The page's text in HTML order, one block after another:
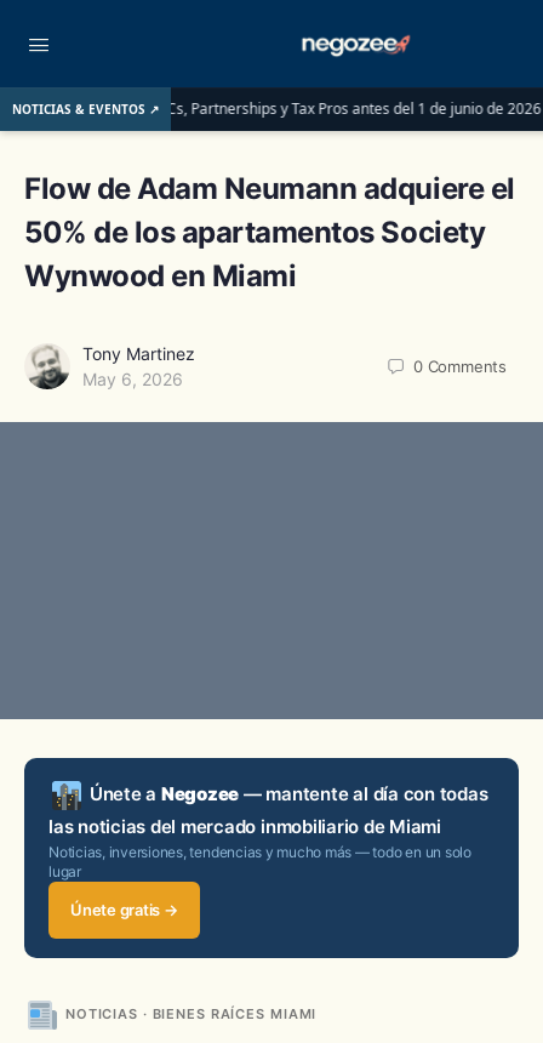
NOTICIAS & EVENTOS ↗
saber las LLCs, Partnerships y Tax Pros antes del 1 de junio de 2026
Flow de Adam Neumann adquiere el
50% de los apartamentos Society
Wynwood en Miami
Tony Martinez
May 6, 2026
0 Comments
Únete a Negozee — mantente al día con todas
las noticias del mercado inmobiliario de Miami
Noticias, inversiones, tendencias y mucho más — todo en un solo
lugar
Únete gratis →
NOTICIAS · BIENES RAÍCES MIAMI